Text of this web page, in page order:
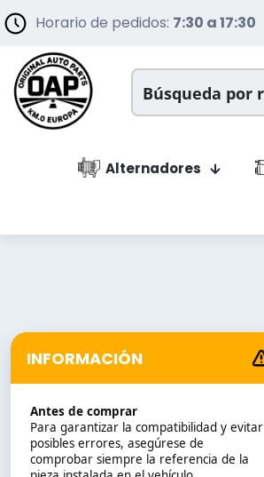
Horario de pedidos: 7:30 a 17:30
Alternadores
INFORMACIÓN
Antes de comprar
Para garantizar la compatibilidad y evitar
posibles errores, asegúrese de
comprobar siempre la referencia de la